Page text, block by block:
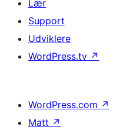
Lær
Support
Udviklere
WordPress.tv ↗
WordPress.com ↗
Matt ↗